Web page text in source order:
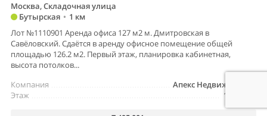
Москва, Складочная улица
Бутырская • 1 км
Лот №1110901 Аренда офиса 127 м2 м. Дмитровская в
Савёловский. Сдаётся в аренду офисное помещение общей
площадью 126.2 м2. Первый этаж, планировка кабинетная,
высота потолков...
Апекс Недвижимость
Компания
1-й этаж
Этаж